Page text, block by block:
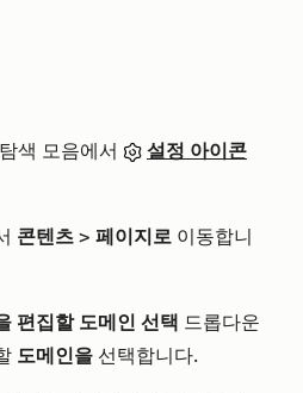
색 모음에서
설정 아이콘
콘텐츠 > 페이지로 이동합니
편집할 도메인 선택 드롭다운
도메인을 선택합니다.